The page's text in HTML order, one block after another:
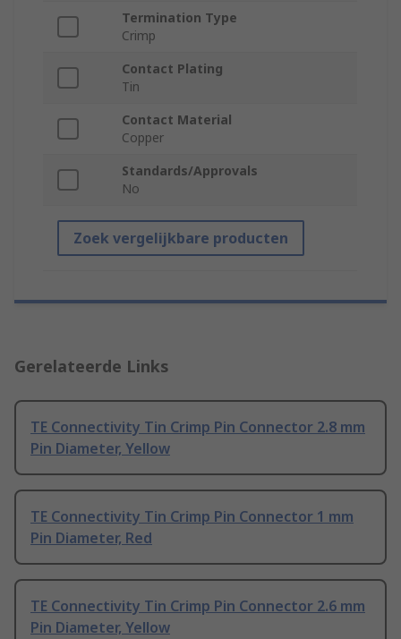
Termination Type
Crimp
Contact Plating
Tin
Contact Material
Copper
Standards/Approvals
No
Zoek vergelijkbare producten
Gerelateerde Links
TE Connectivity Tin Crimp Pin Connector 2.8 mm
Pin Diameter, Yellow
TE Connectivity Tin Crimp Pin Connector 1 mm
Pin Diameter, Red
TE Connectivity Tin Crimp Pin Connector 2.6 mm
Pin Diameter, Yellow